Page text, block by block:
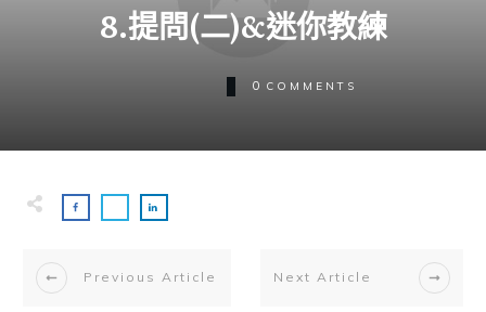
8.提問(二)&迷你教練
0 COMMENTS
Previous Article Next Article